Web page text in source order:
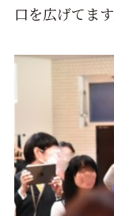
口を広げてま